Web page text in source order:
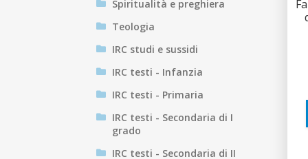
Spiritualità e preghiera
Teologia
IRC studi e sussidi
IRC testi - Infanzia
IRC testi - Primaria
IRC testi - Secondaria di I
grado
IRC testi - Secondaria di II